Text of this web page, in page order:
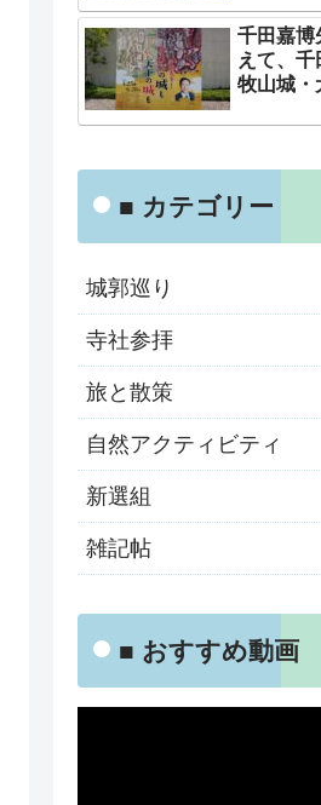
千田嘉博
えて、
牧山城・
■ カテゴリー
城郭巡り
寺社参拝
旅と散策
自然アクティビティ
新選組
雑記帖
■ おすすめ動画